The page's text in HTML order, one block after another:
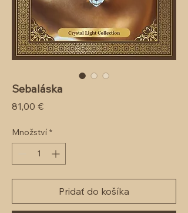
Sebaláska
81,00 €Cena
Množství *
Pridať do košíka